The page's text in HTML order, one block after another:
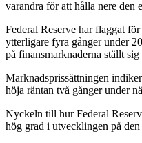
varandra för att hålla nere den
Federal Reserve har flaggat
ytterligare fyra gånger under
på finansmarknaderna ställt
Marknadsprissättningen
höja räntan två gånger under
Nyckeln till hur Federal
hög grad i utvecklingen på